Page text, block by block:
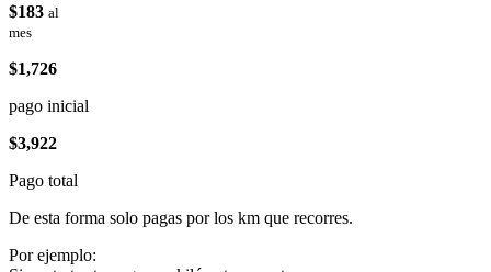
$183 al
mes
$1,726
pago inicial
$3,922
Pago total
De esta forma solo pagas por los km que recorres.
Por ejemplo: